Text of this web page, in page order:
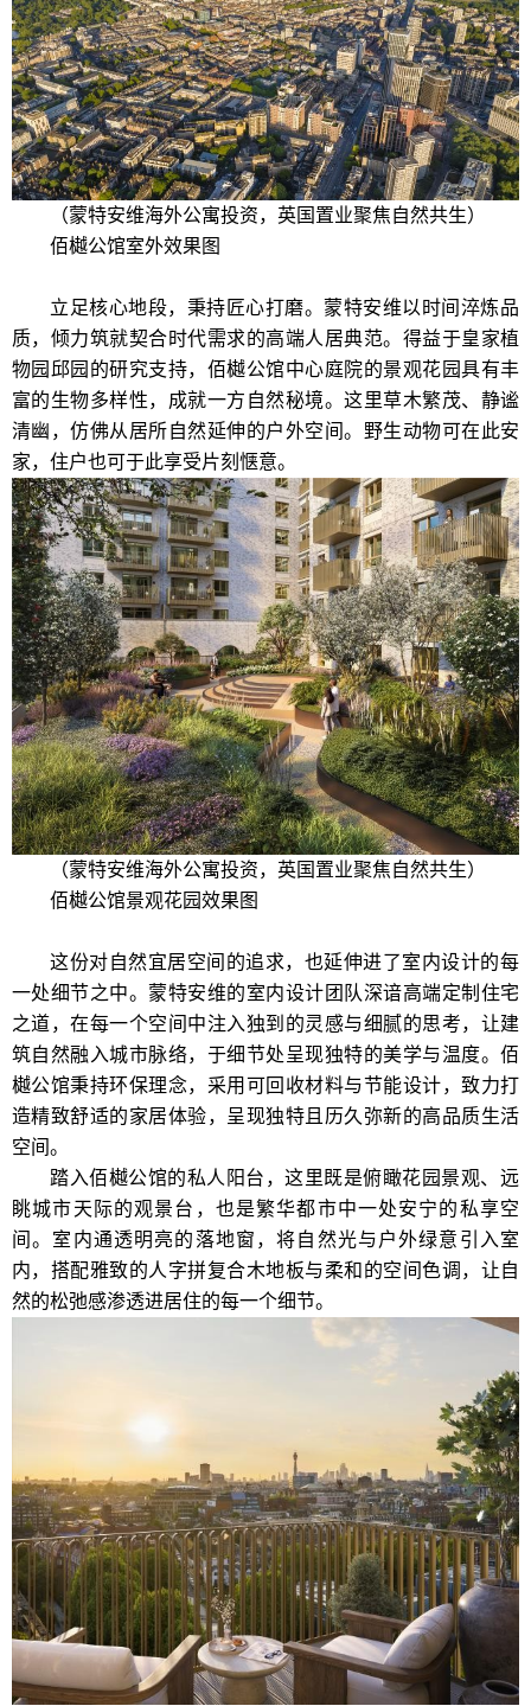
（蒙特安维海外公寓投资，英国置业聚焦自然共生）
佰樾公馆室外效果图
立足核心地段，秉持匠心打磨。蒙特安维以时间淬炼品
质，倾力筑就契合时代需求的高端人居典范。得益于皇家植
物园邱园的研究支持，佰樾公馆中心庭院的景观花园具有丰
富的生物多样性，成就一方自然秘境。这里草木繁茂、静谧
清幽，仿佛从居所自然延伸的户外空间。野生动物可在此安
家，住户也可于此享受片刻惬意。
（蒙特安维海外公寓投资，英国置业聚焦自然共生）
佰樾公馆景观花园效果图
这份对自然宜居空间的追求，也延伸进了室内设计的每
一处细节之中。蒙特安维的室内设计团队深谙高端定制住宅
之道，在每一个空间中注入独到的灵感与细腻的思考，让建
筑自然融入城市脉络，于细节处呈现独特的美学与温度。佰
樾公馆秉持环保理念，采用可回收材料与节能设计，致力打
造精致舒适的家居体验，呈现独特且历久弥新的高品质生活
空间。
踏入佰樾公馆的私人阳台，这里既是俯瞰花园景观、远
眺城市天际的观景台，也是繁华都市中一处安宁的私享空
间。室内通透明亮的落地窗，将自然光与户外绿意引入室
内，搭配雅致的人字拼复合木地板与柔和的空间色调，让自
然的松弛感渗透进居住的每一个细节。